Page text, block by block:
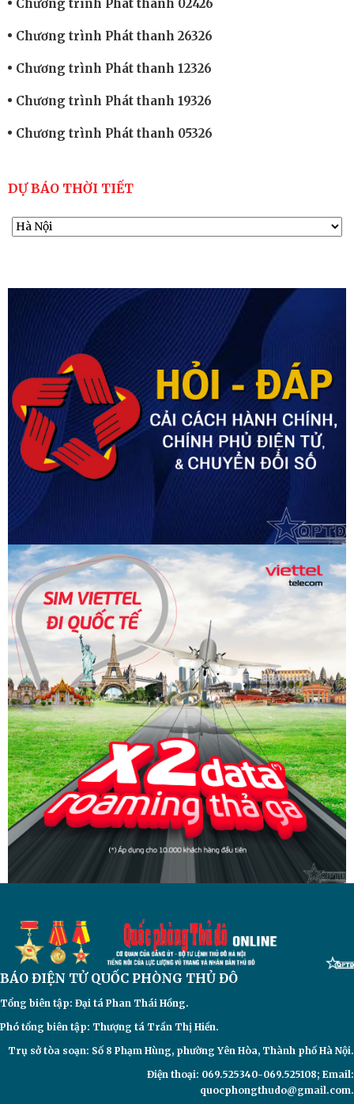
Chương trình Phát thanh 02426
Chương trình Phát thanh 26326
Chương trình Phát thanh 12326
Chương trình Phát thanh 19326
Chương trình Phát thanh 05326
DỰ BÁO THỜI TIẾT
BÁO ĐIỆN TỬQUỐC PHÒNG THỦ ĐÔ
Tổng biên tập: Đại tá Phan Thái Hồng.
Phó tổng biên tập: Thượng tá Trần Thị Hiền.
Trụ sở tòa soạn: Số 8 Phạm Hùng, phường Yên Hòa, Thành phố Hà Nội.
Điện thoại: 069.525340-069.525108; Email:
quocphongthudo@gmail.com.